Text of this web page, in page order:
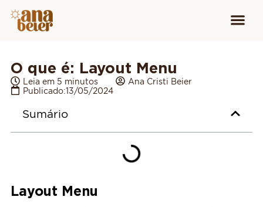
O que é: Layout Menu
Leia em 5 minutos
Ana Cristi Beier
Publicado:13/05/2024
Sumário
Layout Menu